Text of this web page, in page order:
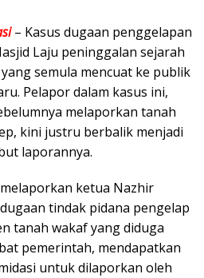
– Kasus dugaan penggelapan
Laju peninggalan sejarah
semula mencuat ke publik
Pelapor dalam kasus ini,
melaporkan tanah
kini justru berbalik menjadi
laporannya.
ketua Nazhir
tindak pidana pengelap
tanah wakaf yang diduga
pemerintah, mendapatkan
untuk dilaporkan oleh